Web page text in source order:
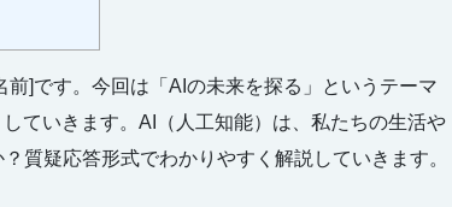
]です。今回は「AIの未来を探る」というテーマ
ていきます。AI（人工知能）は、私たちの生活や
質疑応答形式でわかりやすく解説していきます。